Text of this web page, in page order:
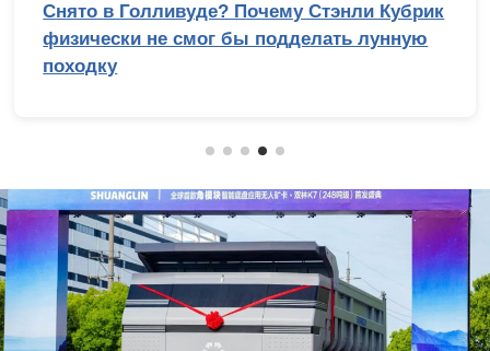
Снято в Голливуде? Почему Стэнли Кубрик
физически не смог бы подделать лунную
походку